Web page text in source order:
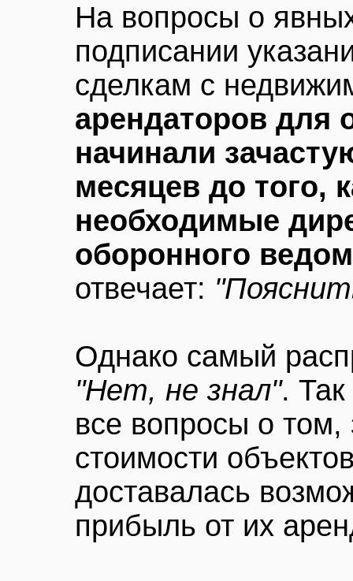
На вопросы о
подписании
сделкам с
арендаторов для
начинали
месяцев до того,
необходимые
оборонного
отвечает:
Однако самый
"Нет, не знал".
все вопросы о
стоимости
доставалась
прибыль от их